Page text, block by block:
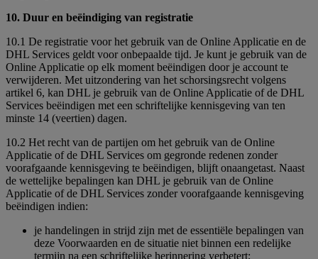
10. Duur en beëindiging van registratie
10.1 De registratie voor het gebruik van de Online Applicatie en de
DHL Services geldt voor onbepaalde tijd. Je kunt je gebruik van de
Online Applicatie op elk moment beëindigen door je account te
verwijderen. Met uitzondering van het schorsingsrecht volgens
artikel 6, kan DHL je gebruik van de Online Applicatie of de DHL
Services beëindigen met een schriftelijke kennisgeving van ten
minste 14 (veertien) dagen.
10.2 Het recht van de partijen om het gebruik van de Online
Applicatie of de DHL Services om gegronde redenen zonder
voorafgaande kennisgeving te beëindigen, blijft onaangetast. Naast
de wettelijke bepalingen kan DHL je gebruik van de Online
Applicatie of de DHL Services zonder voorafgaande kennisgeving
beëindigen indien:
je handelingen in strijd zijn met de essentiële bepalingen van
deze Voorwaarden en de situatie niet binnen een redelijke
termijn na een schriftelijke herinnering verbetert;